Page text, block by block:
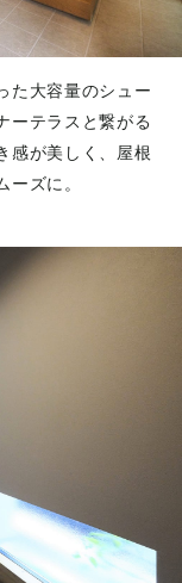
た大容量のシュー
ーテラスと繋がる
感が美しく、屋根
ズに。